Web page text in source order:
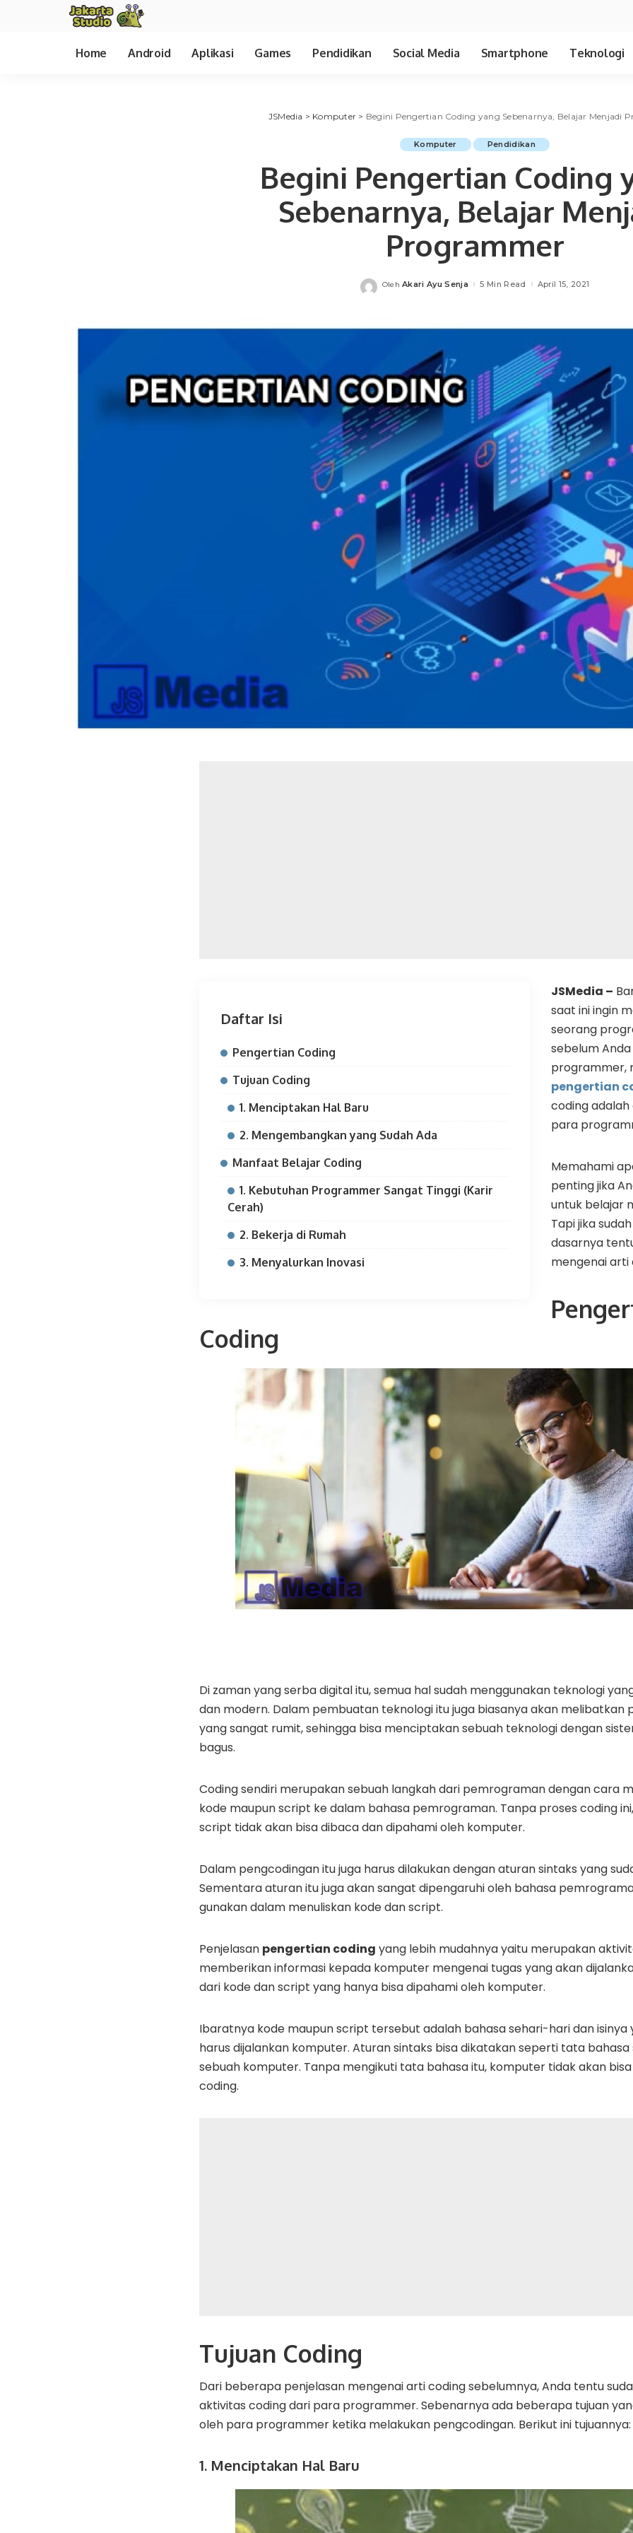
Home Android Aplikasi Games Pendidikan Social Media Smartphone Teknologi
JSMedia > Komputer > Begini Pengertian Coding yang Sebenarnya, Belajar Menjadi
Komputer Pendidikan
Begini Pengertian Coding
Sebenarnya, Belajar
Programmer
Posted
Oleh Akari Ayu Senja 5 Min Read April 15, 2021
Daftar Isi
Pengertian Coding
Tujuan Coding
1. Menciptakan Hal Baru
2. Mengembangkan yang Sudah Ada
Manfaat Belajar Coding
1. Kebutuhan Programmer Sangat Tinggi (Karir
Cerah)
2. Bekerja di Rumah
3. Menyalurkan Inovasi
JSMedia –
saat ini ingin
seorang
sebelum
programmer,
pengertian
coding
para
Memahami
penting jika
untuk belajar
Tapi jika
dasarnya
mengenai arti
Coding
Di zaman yang serba digital itu, semua hal sudah menggunakan teknologi
dan modern. Dalam pembuatan teknologi itu juga biasanya akan melibatkan
yang sangat rumit, sehingga bisa menciptakan sebuah teknologi dengan
bagus.
Coding sendiri merupakan sebuah langkah dari pemrograman dengan cara
kode maupun script ke dalam bahasa pemrograman. Tanpa proses coding
script tidak akan bisa dibaca dan dipahami oleh komputer.
Dalam pengcodingan itu juga harus dilakukan dengan aturan sintaks yang
Sementara aturan itu juga akan sangat dipengaruhi oleh bahasa
gunakan dalam menuliskan kode dan script.
Penjelasan pengertian coding yang lebih mudahnya yaitu merupakan
memberikan informasi kepada komputer mengenai tugas yang akan
dari kode dan script yang hanya bisa dipahami oleh komputer.
Ibaratnya kode maupun script tersebut adalah bahasa sehari-hari dan isinya
harus dijalankan komputer. Aturan sintaks bisa dikatakan seperti tata
sebuah komputer. Tanpa mengikuti tata bahasa itu, komputer tidak akan
coding.
Tujuan Coding
Dari beberapa penjelasan mengenai arti coding sebelumnya, Anda tentu
aktivitas coding dari para programmer. Sebenarnya ada beberapa tujuan
oleh para programmer ketika melakukan pengcodingan. Berikut ini tujuannya:
1. Menciptakan Hal Baru